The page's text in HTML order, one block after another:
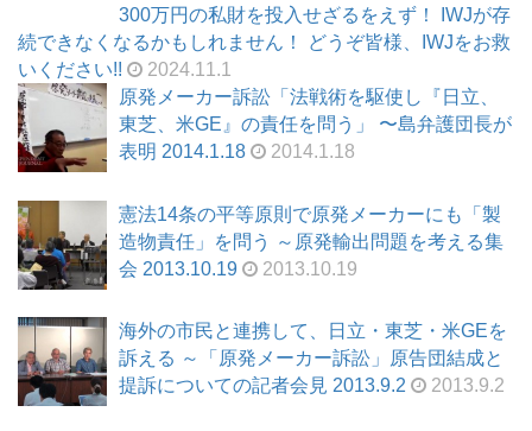
300万円の私財を投入せざるをえず！ IWJが存
続できなくなるかもしれません！ どうぞ皆様、IWJをお救
いください!!
2024.11.1
原発メーカー訴訟「法戦術を駆使し『日立、
東芝、米GE』の責任を問う」 〜島弁護団長が
表明 2014.1.18
2014.1.18
憲法14条の平等原則で原発メーカーにも「製
造物責任」を問う ～原発輸出問題を考える集
会 2013.10.19
2013.10.19
海外の市民と連携して、日立・東芝・米GEを
訴える ～「原発メーカー訴訟」原告団結成と
提訴についての記者会見 2013.9.2
2013.9.2